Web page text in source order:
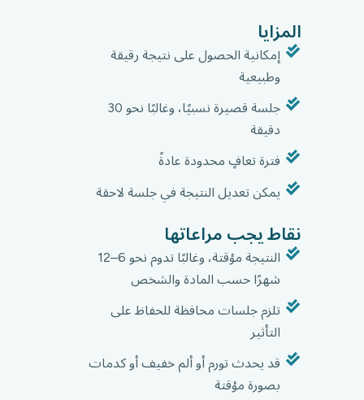
المزايا
إمكانية الحصول على نتيجة رقيقة
وطبيعية
جلسة قصيرة نسبيًا، وغالبًا نحو 30
دقيقة
فترة تعافٍ محدودة عادةً
يمكن تعديل النتيجة في جلسة لاحقة
نقاط يجب مراعاتها
النتيجة مؤقتة، وغالبًا تدوم نحو 6–12
شهرًا حسب المادة والشخص
تلزم جلسات محافظة للحفاظ على
التأثير
قد يحدث تورم أو ألم خفيف أو كدمات
بصورة مؤقتة